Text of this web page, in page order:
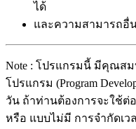
ได้
และความสามารถอื่
Note : โปรแกรมนี้ มีคุณสม
โปรแกรม (Program
วัน ถ้าท่านต้องการจะใช้ต่
หรือ แบบไม่มี การจำกัดเว